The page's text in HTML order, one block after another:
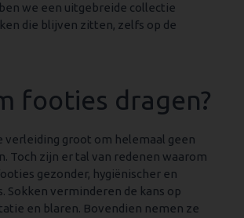
we een uitgebreide collectie
die blijven zitten, zelfs op de
footies dragen?
verleiding groot om helemaal geen
Toch zijn er tal van redenen waarom
gezonder, hygiënischer en
Sokken verminderen de kans op
en blaren. Bovendien nemen ze